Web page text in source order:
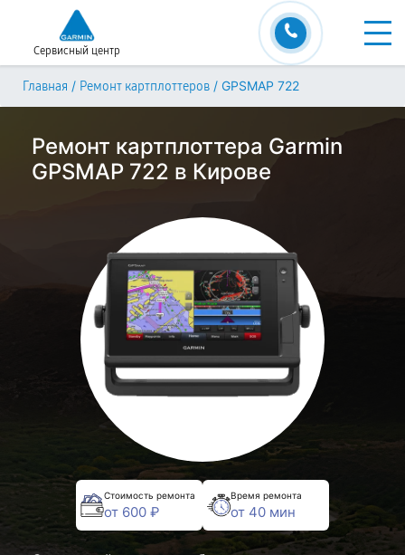
Сервисный центр
Главная / Ремонт картплоттеров / GPSMAP 722
Ремонт картплоттера Garmin
GPSMAP 722 в Кирове
Стоимость ремонта
от 600 ₽
Время ремонта
от 40 мин